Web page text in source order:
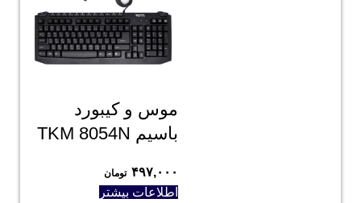
موس و کیبورد
باسیم TKM 8054N
۴۹۷,۰۰۰ تومان
اطلاعات بیشتر